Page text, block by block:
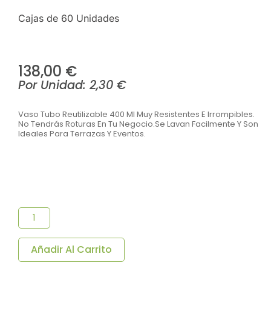
Cajas de 60 Unidades
138,00 €
Por Unidad: 2,30 €
Vaso Tubo Reutilizable 400 Ml Muy Resistentes E Irrompibles.
No Tendrás Roturas En Tu Negocio.Se Lavan Facilmente Y Son
Ideales Para Terrazas Y Eventos.
Reutilizable
400
ML
60
Añadir Al Carrito